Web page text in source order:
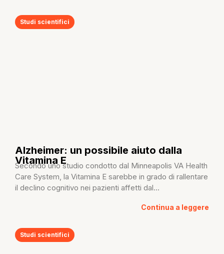
Studi scientifici
Alzheimer: un possibile aiuto dalla
Vitamina E
Secondo uno studio condotto dal Minneapolis VA Health
Care System, la Vitamina E sarebbe in grado di rallentare
il declino cognitivo nei pazienti affetti dal...
Continua a leggere
Studi scientifici